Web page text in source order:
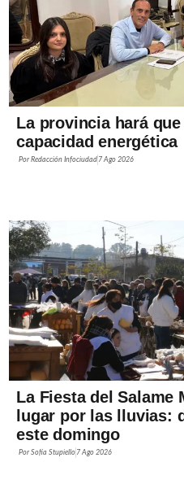
La provincia hará
capacidad energética
PorRedacción Infociudad 7 Ago 2026
La Fiesta del Salame
lugar por las lluvias:
este domingo
PorSofía Stupiello 7 Ago 2026